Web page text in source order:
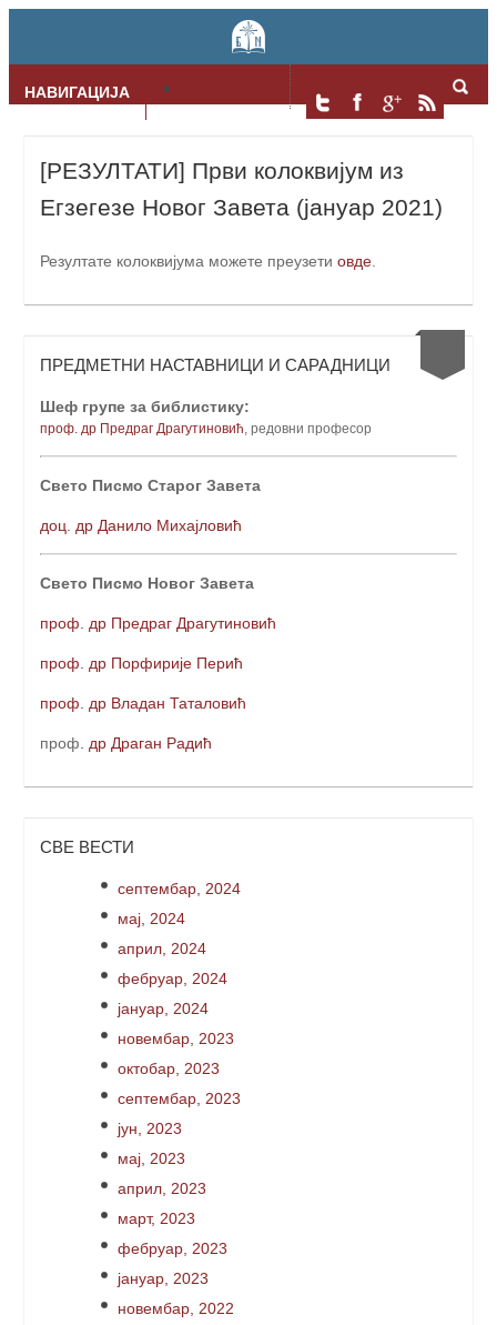
НАВИГАЦИЈА Skip to content
[РЕЗУЛТАТИ] Први колоквијум из
Егзегезе Новог Завета (јануар 2021)
Резултате колоквијума можете преузети овде
ПРЕДМЕТНИ НАСТАВНИЦИ И САРАДНИЦИ
Шеф групе за библистику:
проф. др Предраг Драгутиновић, редовни професор
Свето Писмо Старог Завета
доц. др Данило Михајловић
Свето Писмо Новог Завета
проф. др Предраг Драгутиновић
проф. др Порфирије Перић
проф. др Владан Таталовић
проф . др Драган Радић
СВЕ ВЕСТИ
септембар, 2024
мај, 2024
април, 2024
фебруар, 2024
јануар, 2024
новембар, 2023
октобар, 2023
септембар, 2023
јун, 2023
мај, 2023
април, 2023
март, 2023
фебруар, 2023
јануар, 2023
новембар, 2022